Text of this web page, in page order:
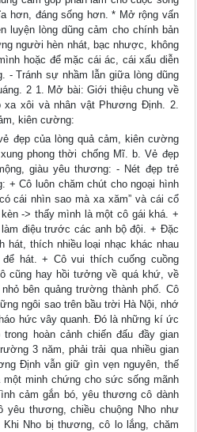
hơn, đáng sống hơn. * Mở rộng vấn
luyện lòng dũng cảm cho chính bản
người hèn nhát, bạc nhược, không
hoặc để mặc cái ác, cái xấu diễn
- Tránh sự nhầm lẫn giữa lòng dũng
2 1. Mở bài: Giới thiệu chung về
xa xôi và nhân vật Phương Định. 2.
kiên cường:
đẹp của lòng quả cảm, kiên cường
phong thời chống Mĩ. b. Vẻ đẹp
giàu yêu thương: - Nét đẹp trẻ
+ Cô luôn chăm chút cho ngoại hình
cái nhìn sao mà xa xăm” và cái cổ
-> thấy mình là một cô gái khá. +
điệu trước các anh bộ đội. + Đặc
hát, thích nhiều loại nhạc khác nhau
hát. + Cô vui thích cuống cuồng
cũng hay hồi tưởng về quá khứ, về
bên quảng trường thành phố. Cô
ngôi sao trên bầu trời Hà Nội, nhớ
hức vây quanh. Đó là những kí ức
hoàn cảnh chiến đấu đầy gian
3 năm, phải trải qua nhiều gian
Định vẫn giữ gìn vẹn nguyên, thế
minh chứng cho sức sống mãnh
cảm gắn bó, yêu thương cô dành
yêu thương, chiều chuộng Nho như
Nho bị thương, cô lo lắng, chăm